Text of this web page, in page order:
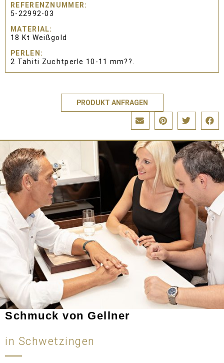
REFERENZNUMMER
5-22992-03
MATERIAL
18 Kt Weißgold
PERLEN
2 Tahiti Zuchtperle 10-11 mm??.
PRODUKT ANFRAGEN
Schmuck von Gellner
in Schwetzingen